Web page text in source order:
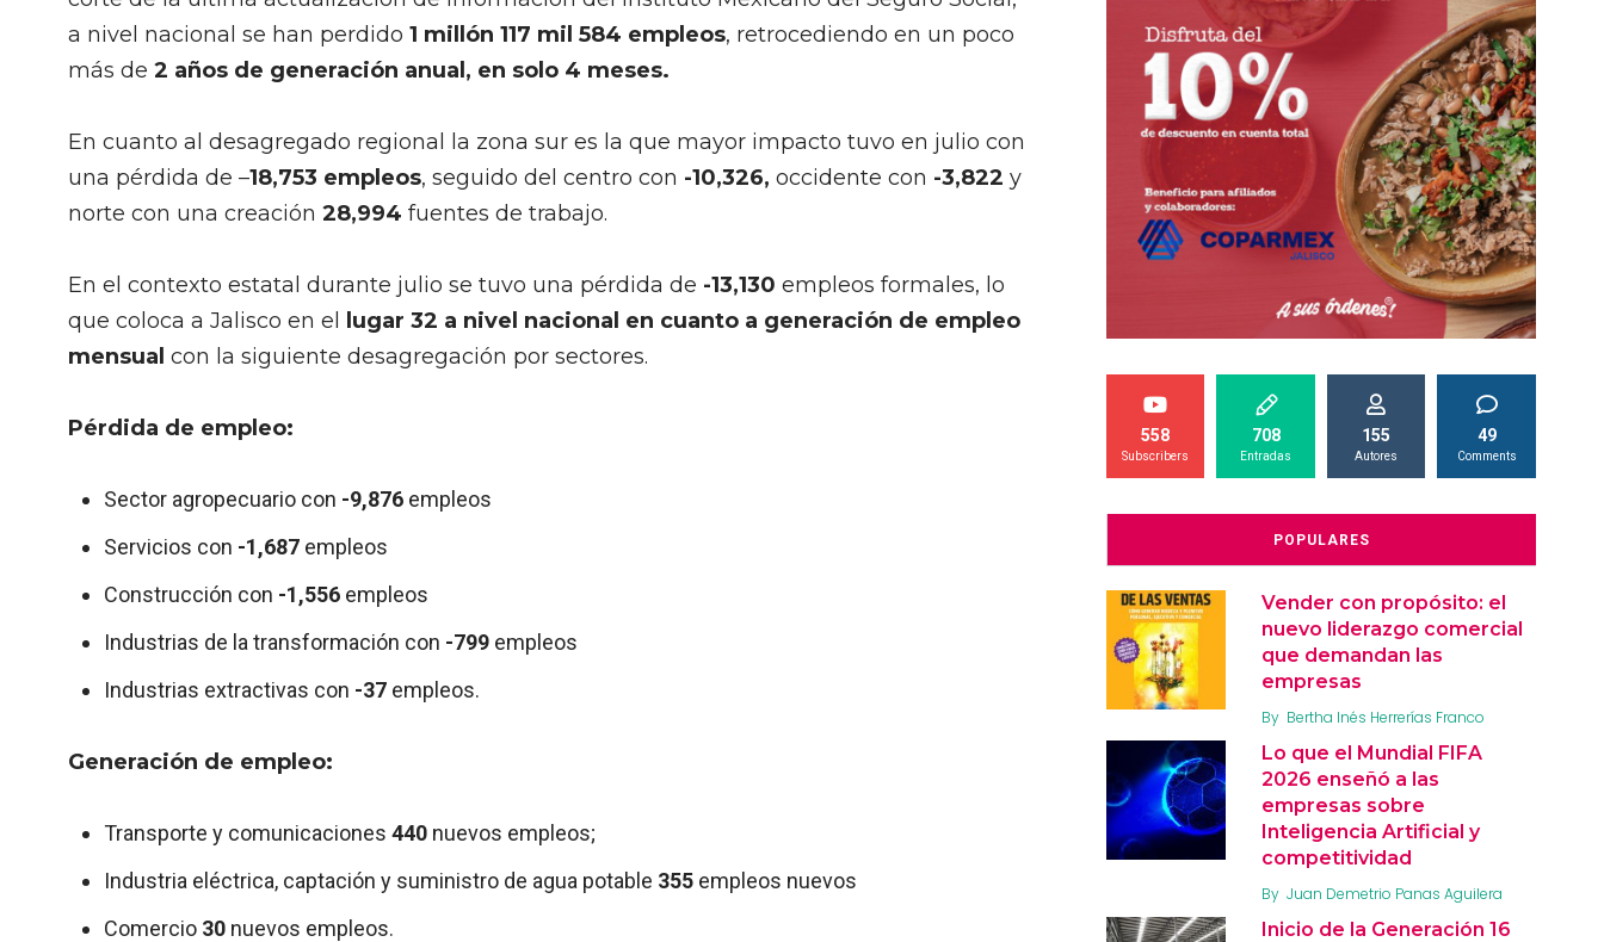
a nivel nacional se han perdido 1 millón 117 mil 584 empleos, retrocediendo en un poco
más de 2 años de generación anual, en solo 4 meses.
En cuanto al desagregado regional la zona sur es la que mayor impacto tuvo en julio con
una pérdida de –18,753 empleos, seguido del centro con -10,326, occidente con -3,822 y
norte con una creación 28,994 fuentes de trabajo.
En el contexto estatal durante julio se tuvo una pérdida de -13,130 empleos formales, lo
que coloca a Jalisco en el
lugar 32 a nivel nacional en cuanto a generación de empleo
mensual con la siguiente desagregación por sectores.
Pérdida de empleo:
Sector agropecuario con -9,876 empleos
Servicios con -1,687 empleos
Construcción con -1,556 empleos
Industrias de la transformación con -799 empleos
Industrias extractivas con -37 empleos.
Generación de empleo:
Transporte y comunicaciones 440 nuevos empleos;
Industria eléctrica, captación y suministro de agua potable 355 empleos nuevos
Comercio 30 nuevos empleos.
558
Subscribers
708
Entradas
155
Autores
49
Comments
POPULARES
Vender con propósito: el
nuevo liderazgo comercial
que demandan las
empresas
By Bertha Inés Herrerías Franco
Lo que el Mundial FIFA
2026 enseñó a las
empresas sobre
Inteligencia Artificial y
competitividad
By Juan Demetrio Panas Aguilera
Inicio de la Generación 16